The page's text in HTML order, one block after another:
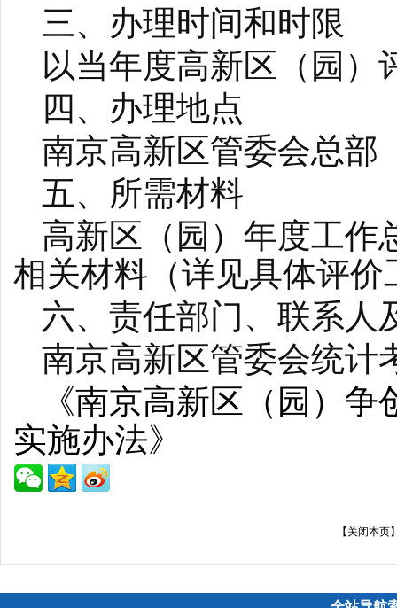
三、办理时间和时限
以当年度高新区（园）
四、办理地点
南京高新区管委会总部
五、所需材料
高新区（园）年度工作
相关材料（详见具体评价
六、责任部门、联系人
南京高新区管委会统计
《南京高新区（园）
实施办法》
【 关闭本页